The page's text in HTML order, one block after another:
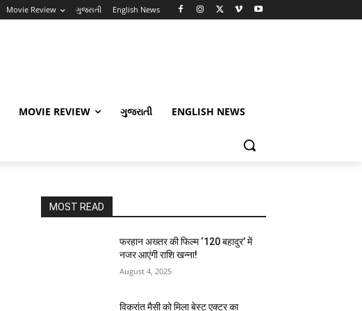
Movie Review ગુજરાતી English News
MOVIE REVIEW ગુજરાતી ENGLISH NEWS
MOST READ
फरहान अख्तर की फिल्म ‘120 बहादुर’ में
नजर आएंगी राशि खन्ना!
August 4, 2025
विक्रांत मैसी को मिला बेस्ट एक्टर का